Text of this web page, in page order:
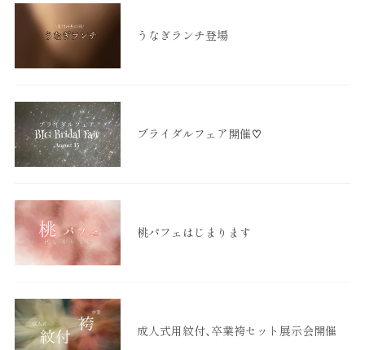
うなぎランチ登場
ブライダルフェア開催♡
桃パフェはじまります
成人式用紋付、卒業袴セット展示会開催